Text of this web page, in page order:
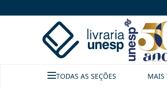
TODAS AS SEÇÕES MAIS